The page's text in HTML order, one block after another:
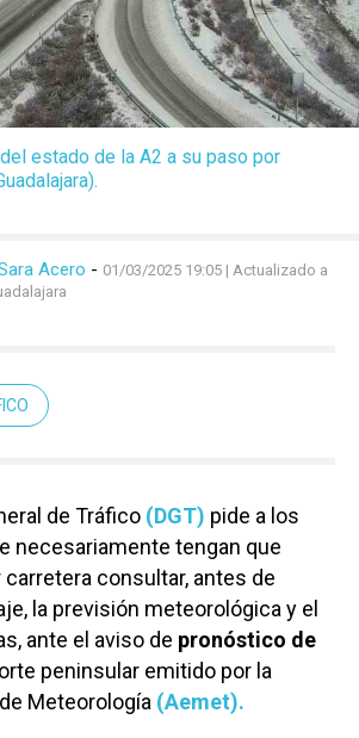
estado de la A2 a su paso por
Acero - 01/03/2025 19:05 | Actualizado a
de Tráfico (DGT) pide a los
necesariamente tengan que
consultar, antes de
la previsión meteorológica y el
ante el aviso de pronóstico de
peninsular emitido por la
Meteorología (Aemet).